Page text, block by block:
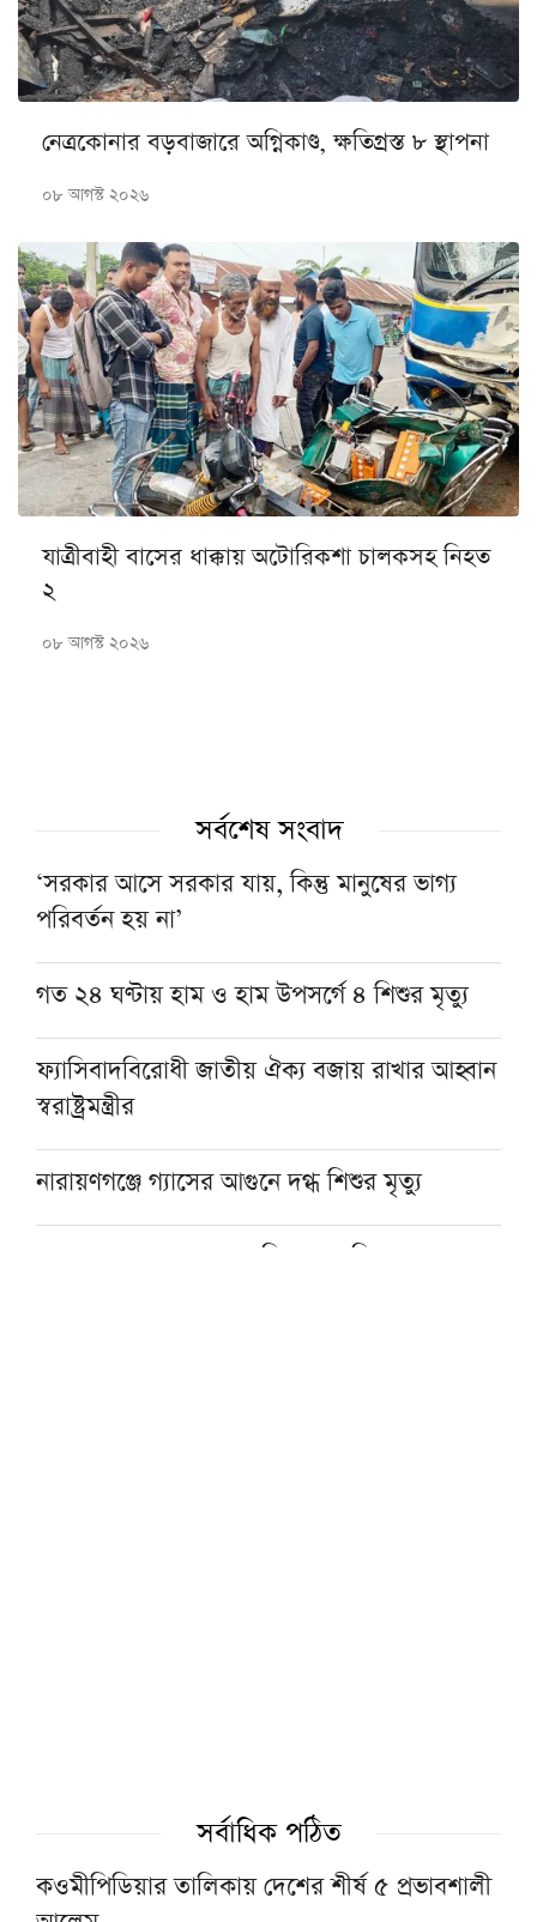
নেত্রকোনার বড়বাজারে অগ্নিকাণ্ড, ক্ষতিগ্রস্ত ৮ স্থাপনা
০৮ আগস্ট ২০২৬
যাত্রীবাহী বাসের ধাক্কায় অটোরিকশা চালকসহ নিহত
২
০৮ আগস্ট ২০২৬
সর্বশেষ সংবাদ
‘সরকার আসে সরকার যায়, কিন্তু মানুষের ভাগ্য
পরিবর্তন হয় না’
গত ২৪ ঘণ্টায় হাম ও হাম উপসর্গে ৪ শিশুর মৃত্যু
ফ্যাসিবাদবিরোধী জাতীয় ঐক্য বজায় রাখার আহ্বান
স্বরাষ্ট্রমন্ত্রীর
নারায়ণগঞ্জে গ্যাসের আগুনে দগ্ধ শিশুর মৃত্যু
নেত্রকোনার বড়বাজারে অগ্নিকাণ্ড, ক্ষতিগ্রস্ত ৮ স্থাপনা
‘পাকিস্তান-সৌদি-তুরস্কের প্রতিরক্ষা চুক্তি মুসলিম
উম্মাহর ঐক্যের পথে গুরুত্বপূর্ণ অগ্রগতি’
সর্বাধিক পঠিত
কওমীপিডিয়ার তালিকায় দেশের শীর্ষ ৫ প্রভাবশালী